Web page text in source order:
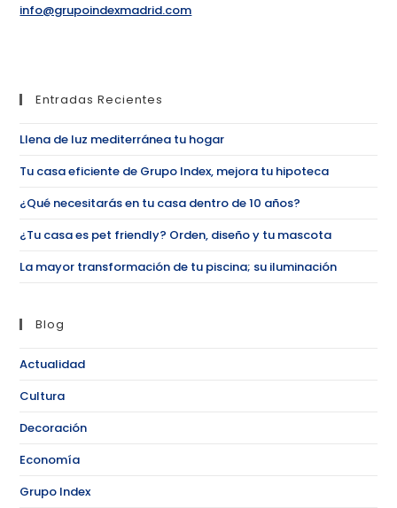
info@grupoindexmadrid.com
Entradas Recientes
Llena de luz mediterránea tu hogar
Tu casa eficiente de Grupo Index, mejora tu hipoteca
¿Qué necesitarás en tu casa dentro de 10 años?
¿Tu casa es pet friendly? Orden, diseño y tu mascota
La mayor transformación de tu piscina; su iluminación
Blog
Actualidad
Cultura
Decoración
Economía
Grupo Index